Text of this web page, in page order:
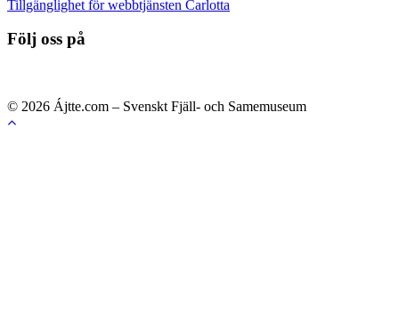
Tillgänglighet för webbtjänsten Carlotta
Följ oss på
© 2026 Ájtte.com – Svenskt Fjäll- och Samemuseum